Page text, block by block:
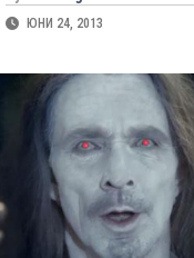
ЮНИ 24, 2013